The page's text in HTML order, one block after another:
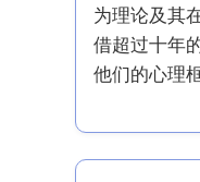
为理论及其
借超过十年
他们的心理